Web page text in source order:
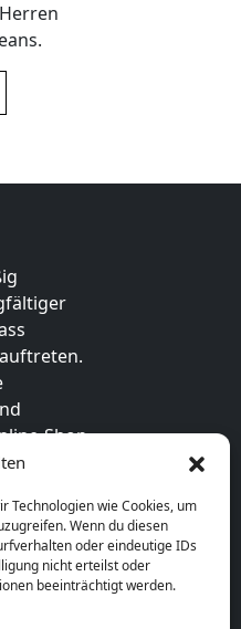
Technologien wie Cookies, um
Wenn du diesen
oder eindeutige IDs
nicht erteilst oder
beeinträchtigt werden.
Shop